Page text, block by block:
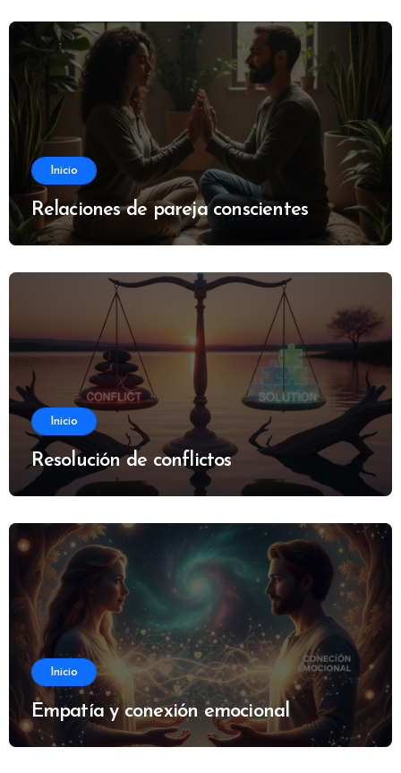
Inicio
Relaciones de pareja conscientes
Inicio
Resolución de conflictos
Inicio
Empatía y conexión emocional